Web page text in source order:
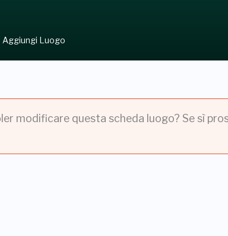
Aggiungi Luogo
modificare questa scheda luogo? Se sì